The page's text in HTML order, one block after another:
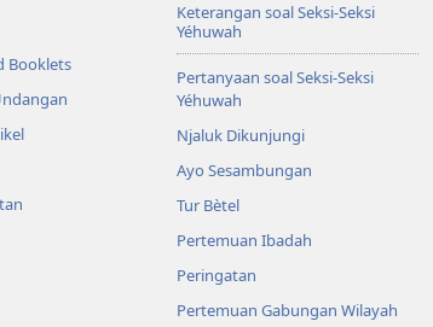
Booklets
Keterangan soal Seksi-Seksi
Yéhuwah
Pertanyaan soal Seksi-Seksi
Yéhuwah
Njaluk Dikunjungi
Ayo Sesambungan
Tur Bètel
Pertemuan Ibadah
Peringatan
Pertemuan Gabungan Wilayah